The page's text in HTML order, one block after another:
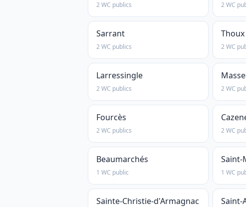
2 WC publics 2 WC
Sarrant
2 WC publics
Thoux
2 WC
Larressingle
2 WC publics 2 WC
Fourcès
2 WC publics 2 WC
Beaumarchés
1 WC public
Saint-
1 WC
Sainte-Christie-d'Armagnac Saint-